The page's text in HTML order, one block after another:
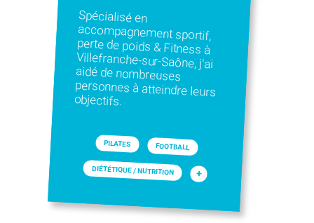
Spécialisé en
accompagnement sportif,
perte de poids & Fitness à
Villefranche-sur-Saône, j'ai
aidé de nombreuses
personnes à atteindre leurs
objectifs.
PILATES FOOTBALL
DIÉTÉTIQUE / NUTRITION +